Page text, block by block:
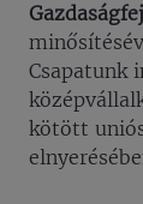
Csapatunk
kötött